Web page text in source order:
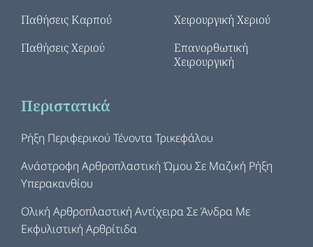
Παθήσεις Καρπού
Παθήσεις Χεριού
Χειρουργική Χεριού
Επανορθωτική
Χειρουργική
Περιστατικά
Ρήξη Περιφερικού Τένοντα Τρικεφάλου
Ανάστροφη Αρθροπλαστική Ώμου Σε Μαζική Ρήξη
Υπερακανθίου
Ολική Αρθροπλαστική Αντίχειρα Σε Άνδρα Με
Εκφυλιστική Αρθρίτιδα